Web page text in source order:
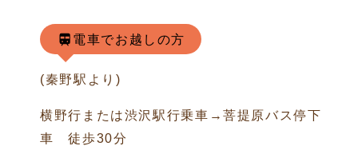
電車でお越しの方
(秦野駅より)
横野行または渋沢駅行乗車→菩提原バス停下
車 徒歩30分